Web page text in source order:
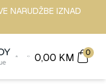
NARUDŽBE IZNAD
0,00 KM 0